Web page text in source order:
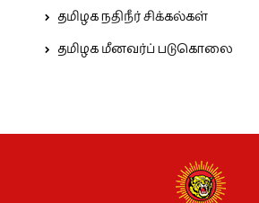
தமிழக நதிநீர் சிக்கல்கள்
தமிழக மீனவர்ப் படுகொலை